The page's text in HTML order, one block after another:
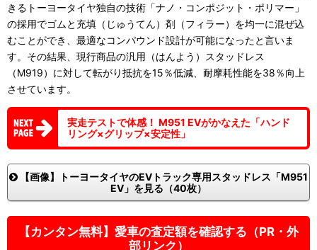
きるトーヨータイヤ独自の技術「ナノ・コンポジット・ポリマー」
の採用でゴムと充填（じゅうてん）剤（フィラー）を均一に混ぜ込
むことができ、最適なコンパウンド設計が可能になったと言いま
す。その結果、現行商品の汎用（はんよう）スタッドレス
（M919）に対して転がり抵抗を15％低減、耐摩耗性能を38％向上
させています。
実走テストで体感！ M951 EVがかなえた「ハンド
リング×グリップ×安定性」
【画像】トーヨータイヤのEVトラック専用スタッドレス「M951
EV」を見る（40枚）
【カンタン無料】愛車の査定額を確認する（PR・外
部リンク）